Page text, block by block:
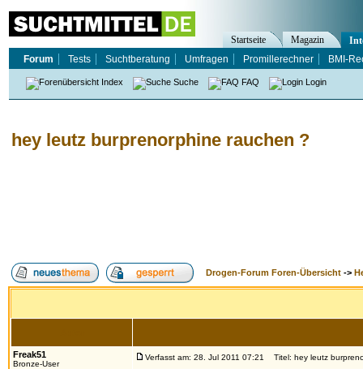
hey leutz burprenorphine rauchen ?
Drogen-Forum Foren-Übersicht ->
Freak51
Bronze-User
Verfasst am: 28. Jul 2011 07:21 Titel: hey leutz
Startseite Magazin
Forum
Tests Suchtberatung Umfragen Promillerechner BMI-
Index Suche FAQ Login